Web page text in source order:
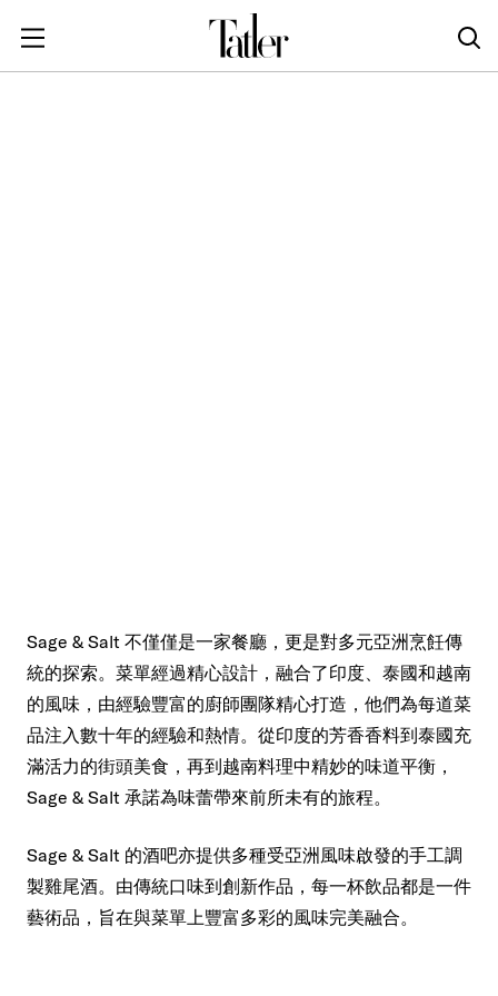
Sage & Salt 不僅僅是一家餐廳，更是對多元亞洲烹飪傳
統的探索。菜單經過精心設計，融合了印度、泰國和越南
的風味，由經驗豐富的廚師團隊精心打造，他們為每道菜
品注入數十年的經驗和熱情。從印度的芳香香料到泰國充
滿活力的街頭美食，再到越南料理中精妙的味道平衡，
Sage & Salt 承諾為味蕾帶來前所未有的旅程。
Sage & Salt 的酒吧亦提供多種受亞洲風味啟發的手工調
製雞尾酒。由傳統口味到創新作品，每一杯飲品都是一件
藝術品，旨在與菜單上豐富多彩的風味完美融合。